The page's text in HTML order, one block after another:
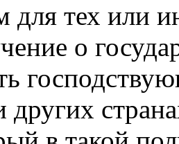
для тех или
о